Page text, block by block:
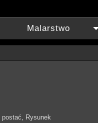
Malarstwo
postać, Rysunek